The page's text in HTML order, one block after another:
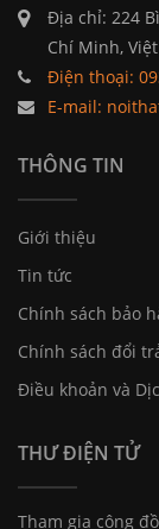
Địa chỉ: 224
Chí Minh,
Điện thoại:
E-mail:
THÔNG TIN
Giới thiệu
Tin tức
Chính sách bảo
Chính sách đổi
Điều khoản và
THƯ ĐIỆN TỬ
Tham gia cộng